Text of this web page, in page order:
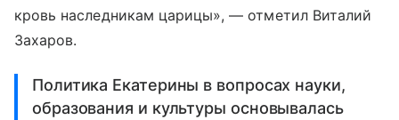
кровь наследникам царицы», — отметил Виталий
Захаров.
Политика Екатерины в вопросах науки,
образования и культуры основывалась